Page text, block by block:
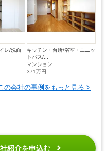
レ/洗面
キッチン・台所/浴室・ユニッ
トバス/...
マンション
371万円
の会社の事例をもっと見る >
紹介を申込む